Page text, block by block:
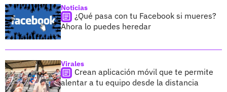
Noticias
¿Qué pasa con tu Facebook si mueres?
Ahora lo puedes heredar
Virales
Crean aplicación móvil que te permite
alentar a tu equipo desde la distancia